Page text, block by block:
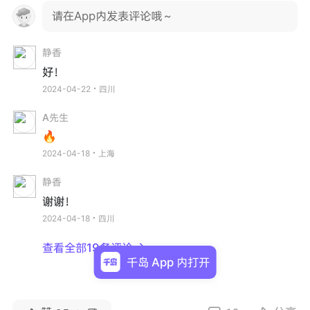
请在App内发表评论哦～
静香
好！
2024-04-22・四川
A先生
🔥
2024-04-18・上海
静香
谢谢！
2024-04-18・四川
查看全部19条评论 
千岛 App 内打开